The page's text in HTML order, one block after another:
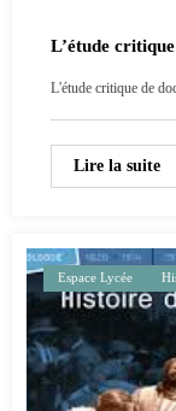
L’étude
L'étude critique de
Lire la suite
Espace Lycée